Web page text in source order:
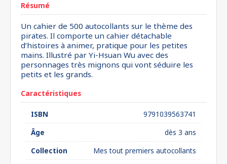
Résumé
Un cahier de 500 autocollants sur le thème des
pirates. Il comporte un cahier détachable
d’histoires à animer, pratique pour les petites
mains. Illustré par Yi-Hsuan Wu avec des
personnages très mignons qui vont séduire les
petits et les grands.
Caractéristiques
ISBN
9791039563741
Âge
dès 3 ans
Collection
Mes tout premiers autocollants